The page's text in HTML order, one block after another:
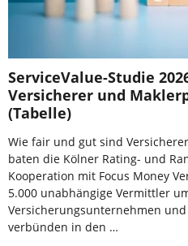
ServiceValue-Studie
Versicherer und
(Tabelle)
Wie fair und gut sind
baten die Kölner Rating- und
Kooperation mit Focus Money
5.000 unabhängige Vermittler
Versicherungsunternehmen
verbünden in den …